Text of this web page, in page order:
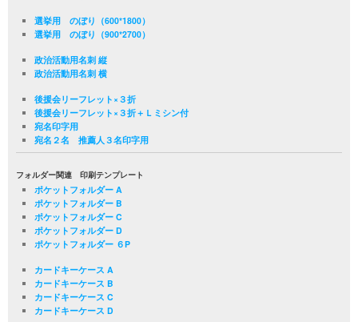
選挙用 のぼり（600*1800）
選挙用 のぼり（900*2700）
政治活動用名刺 縦
政治活動用名刺 横
後援会リーフレット×３折
後援会リーフレット×３折＋Ｌミシン付
宛名印字用
宛名２名 推薦人３名印字用
フォルダー関連 印刷テンプレート
ポケットフォルダー A
ポケットフォルダー B
ポケットフォルダー C
ポケットフォルダー D
ポケットフォルダー ６P
カードキーケース A
カードキーケース B
カードキーケース C
カードキーケース D